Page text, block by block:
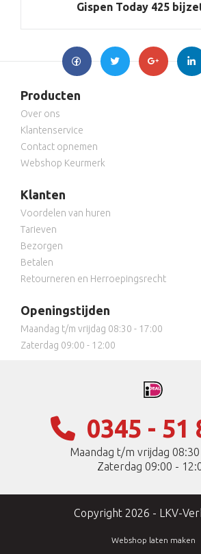
Gispen Today 425
Producten
Over ons
Klantenservice
Contact opnemen
Webshop Keurmerk
Klanten
Voordelen van huren
Tarieven
Bezorgen
Betalen
Retourneren en Herroepingsrecht
Openingstijden
Maandag t/m vrijdag 08:30 - 17:00
Zaterdag 09:00 - 12:00
0345 - 51
Maandag t/m vrijdag
Zaterdag 09:00 -
Copyright 2026 - LKV-
Webshop laten maken